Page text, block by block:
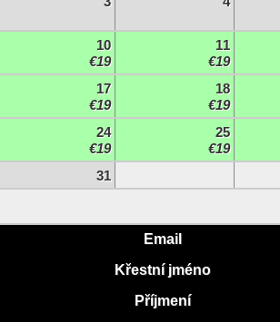
10
€19
11
€19
17
€19
18
€19
24
€19
25
€19
31
Email
Křestní jméno
Příjmení